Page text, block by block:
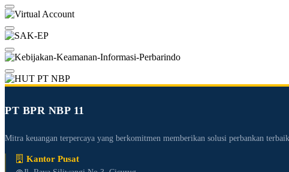
PT BPR NBP 11
Mitra keuangan terpercaya yang berkomitmen memberikan solusi perbankan
Kantor Pusat